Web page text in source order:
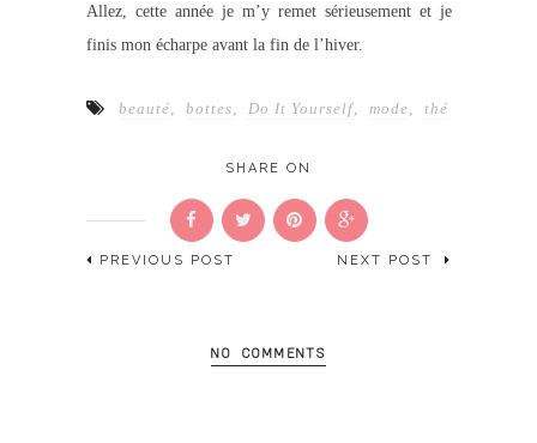
Allez, cette année je m’y remet sérieusement et je
finis mon écharpe avant la fin de l’hiver.
beauté bottes Do It Yourself, mode thé
SHARE ON
PREVIOUS POST NEXT POST
NO COMMENTS